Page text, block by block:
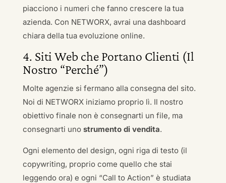
piacciono i numeri che fanno crescere la tua
azienda. Con NETWORX, avrai una dashboard
chiara della tua evoluzione online.
4. Siti Web che Portano Clienti (Il
Nostro “Perché”)
Molte agenzie si fermano alla consegna del sito.
Noi di NETWORX iniziamo proprio lì. Il nostro
obiettivo finale non è consegnarti un file, ma
consegnarti uno strumento di vendita.
Ogni elemento del design, ogni riga di testo (il
copywriting, proprio come quello che stai
leggendo ora) e ogni “Call to Action” è studiata